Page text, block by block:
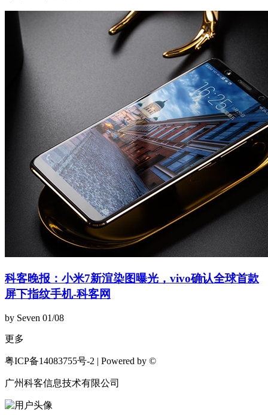
科客晚报：小米7新渲染图曝光，vivo确认全球首款
屏下指纹手机-科客网
by Seven 01/08
更多
粤ICP备14083755号-2 | Powered by ©
广州科客信息技术有限公司